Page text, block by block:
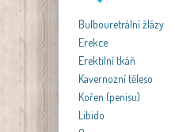
Bulbouretrální žlázy
Erekce
Erektilní tkáň
Kavernozní těleso
Kořen (penisu)
Libido